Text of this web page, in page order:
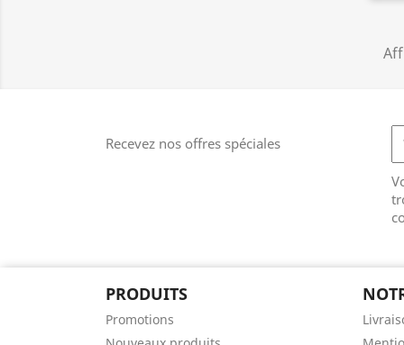
Recevez nos offres spéciales
PRODUITS
Promotions